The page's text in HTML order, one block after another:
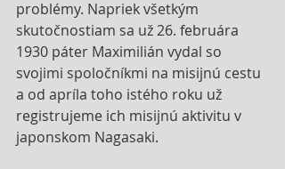
problémy. Napriek všetkým
skutočnostiam sa už 26. februára
1930 páter Maximilián vydal so
svojimi spoločníkmi na misijnú cestu
a od apríla toho istého roku už
registrujeme ich misijnú aktivitu v
japonskom Nagasaki.